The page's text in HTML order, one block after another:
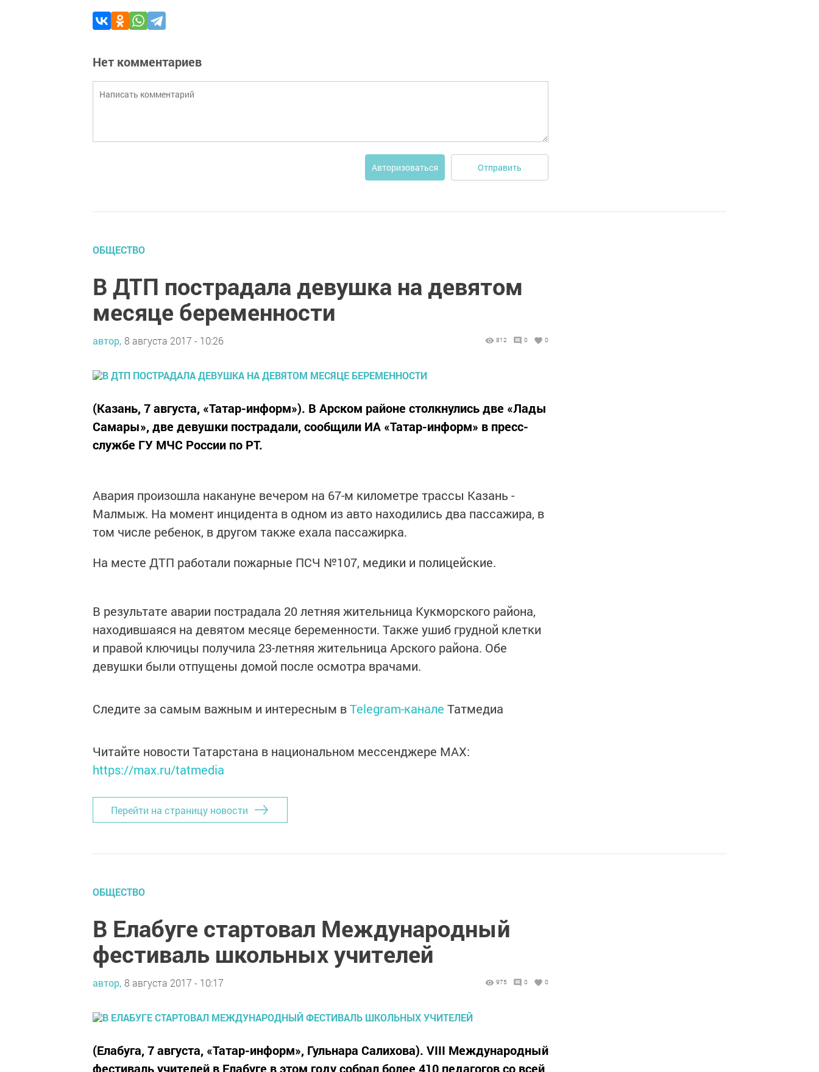
Нет комментариев
Авторизоваться Отправить
ОБЩЕСТВО
В ДТП пострадала девушка на девятом
месяце беременности
автор, 8 августа 2017 - 10:26 812 0 0
(Казань, 7 августа, «Татар-информ»). В Арском районе столкнулись две «Лады
Самары», две девушки пострадали, сообщили ИА «Татар-информ» в пресс-
службе ГУ МЧС России по РТ.
Авария произошла накануне вечером на 67-м километре трассы Казань -
Малмыж. На момент инцидента в одном из авто находились два пассажира, в
том числе ребенок, в другом также ехала пассажирка.
На месте ДТП работали пожарные ПСЧ №107, медики и полицейские.
В результате аварии пострадала 20 летняя жительница Кукморского района,
находившаяся на девятом месяце беременности. Также ушиб грудной клетки
и правой ключицы получила 23-летняя жительница Арского района. Обе
девушки были отпущены домой после осмотра врачами.
Следите за самым важным и интересным вTelegram-канале Татмедиа
Читайте новости Татарстана в национальном мессенджере MАХ:
https://max.ru/tatmedia
Перейти на страницу новости
ОБЩЕСТВО
В Елабуге стартовал Международный
фестиваль школьных учителей
автор, 8 августа 2017 - 10:17 975 0 0
(Елабуга, 7 августа, «Татар-информ», Гульнара Салихова). VIII Международный
фестиваль учителей в Елабуге в этом году собрал более 410 педагогов со всей